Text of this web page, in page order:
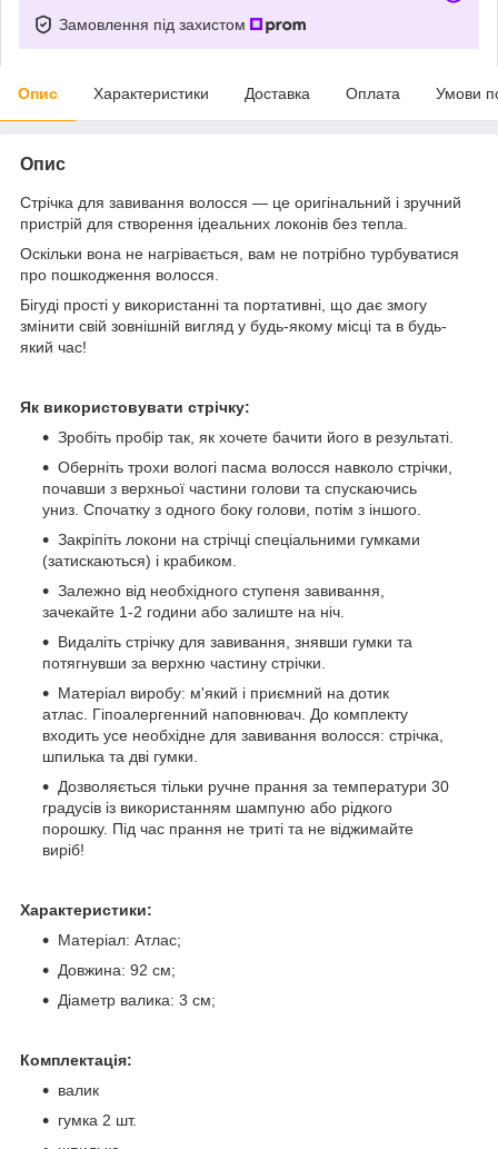
Замовлення під захистом
Опис Характеристики Доставка Оплата Умови
Опис
Стрічка для завивання волосся — це оригінальний і зручний
пристрій для створення ідеальних локонів без тепла.
Оскільки вона не нагрівається, вам не потрібно турбуватися
про пошкодження волосся.
Бігуді прості у використанні та портативні, що дає змогу
змінити свій зовнішній вигляд у будь-якому місці та в будь-
який час!
Як використовувати стрічку:
Зробіть пробір так, як хочете бачити його в результаті.
Оберніть трохи вологі пасма волосся навколо стрічки,
почавши з верхньої частини голови та спускаючись
униз. Спочатку з одного боку голови, потім з іншого.
Закріпіть локони на стрічці спеціальними гумками
(затискаються) і крабиком.
Залежно від необхідного ступеня завивання,
зачекайте 1-2 години або залиште на ніч.
Видаліть стрічку для завивання, знявши гумки та
потягнувши за верхню частину стрічки.
Матеріал виробу: м'який і приємний на дотик
атлас. Гіпоалергенний наповнювач. До комплекту
входить усе необхідне для завивання волосся: стрічка,
шпилька та дві гумки.
Дозволяється тільки ручне прання за температури 30
градусів із використанням шампуню або рідкого
порошку. Під час прання не триті та не віджимайте
виріб!
Характеристики:
Матеріал: Атлас;
Довжина: 92 см;
Діаметр валика: 3 см;
Комплектація:
валик
гумка 2 шт.